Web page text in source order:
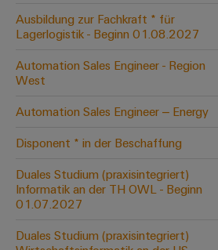
für
klimafreundliche
im
Schiffbau
Verbindungslösungen
die
maritime
Industrie
Wasseraufbereitung
Services
Equipment
(OEM)
Services
Industrial
Platform
easyConnect
Werkstatt
&
Ausbildung zur Fachkraft * für
Lagerlogistik - Beginn 01.08.2027
Automation Sales Engineer - Region
West
Automation Sales Engineer – Energy
Disponent * in der Beschaffung
Duales Studium (praxisintegriert)
Informatik an der TH OWL - Beginn
01.07.2027
Duales Studium (praxisintegriert)